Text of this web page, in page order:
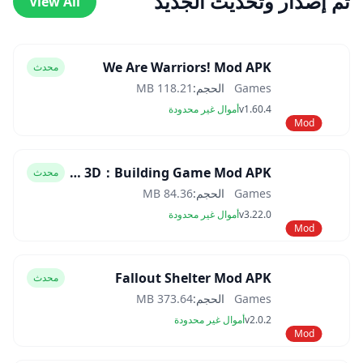
Mod
We Are Warriors! Mod APK محدث
Games الحجم: 118.21 MB
v1.60.4أموال غير محدودة
Mod
Block Craft 3D：Building Game Mod APK محدث
Games الحجم:84.36 MB
v3.22.0أموال غير محدودة
Mod
Fallout Shelter Mod APK محدث
Games الحجم:373.64 MB
v2.0.2أموال غير محدودة